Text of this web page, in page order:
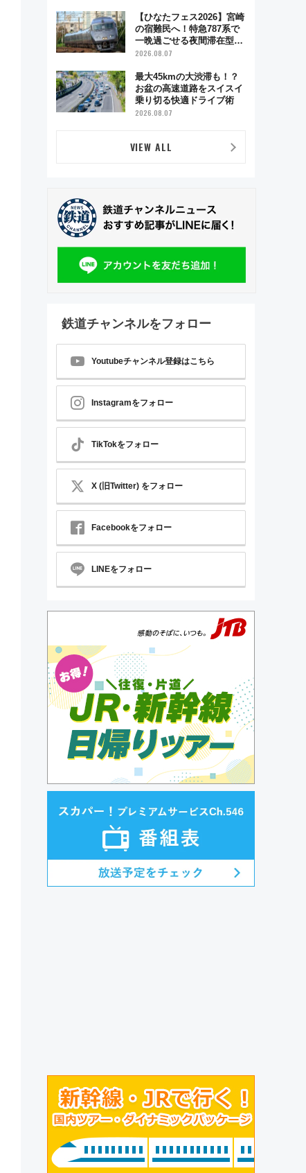
【ひなたフェス2026】宮崎
の宿難民へ！特急787系で
一晩過ごせる夜間滞在型イ
ベント「スワローおひさ
2026.08.07
最大45kmの大渋滞も！？
お盆の高速道路をスイスイ
乗り切る快適ドライブ術
2026.08.07
VIEW ALL
鉄道チャンネルをフォロー
Youtubeチャンネル登録はこちら
Instagramをフォロー
TikTokをフォロー
X (旧Twitter) をフォロー
Facebookをフォロー
LINEをフォロー